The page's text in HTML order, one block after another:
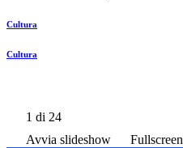
Cultura
Cultura
1 di 24
Avvia slideshow
Fullscreen